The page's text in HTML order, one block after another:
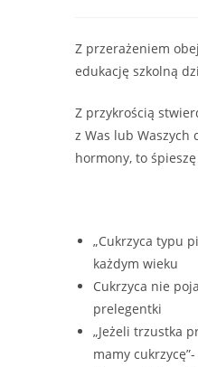
Z przerażeniem
edukację szkolną
Z przykrością
z Was lub Waszych
hormony, to
„Cukrzyca typu
każdym wieku
Cukrzyca nie
prelegentki
„Jeżeli trzustka
mamy